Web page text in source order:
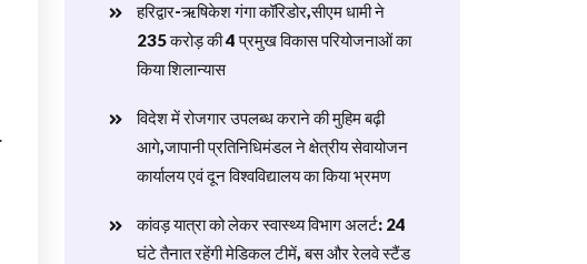
हरिद्वार-ऋषिकेश गंगा कॉरिडोर,सीएम धामी ने
235 करोड़ की 4 प्रमुख विकास परियोजनाओं का
किया शिलान्यास
विदेश में रोजगार उपलब्ध कराने की मुहिम बढ़ी
आगे,जापानी प्रतिनिधिमंडल ने क्षेत्रीय सेवायोजन
कार्यालय एवं दून विश्वविद्यालय का किया भ्रमण
​कांवड़ यात्रा को लेकर स्वास्थ्य विभाग अलर्ट: 24
घंटे तैनात रहेंगी मेडिकल टीमें, बस और रेलवे स्टैंड